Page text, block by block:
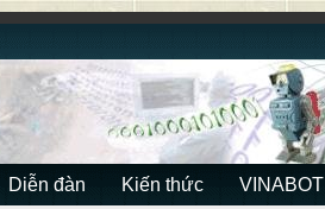
Diễn đàn Kiến thức VINABOT